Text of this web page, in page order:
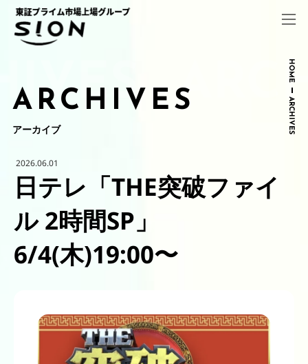
HOME
ARCHIVES
ARCHIVES
アーカイブ
2026.06.01
日テレ「THE突破ファイ
ル 2時間SP」
6/4(木)19:00〜